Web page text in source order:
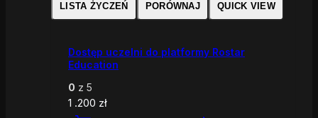
LISTA ŻYCZEŃ PORÓWNAJ QUICK VIEW
Dostęp uczelni do platformy Rostar
Education
0 z 5
1 .200 zł